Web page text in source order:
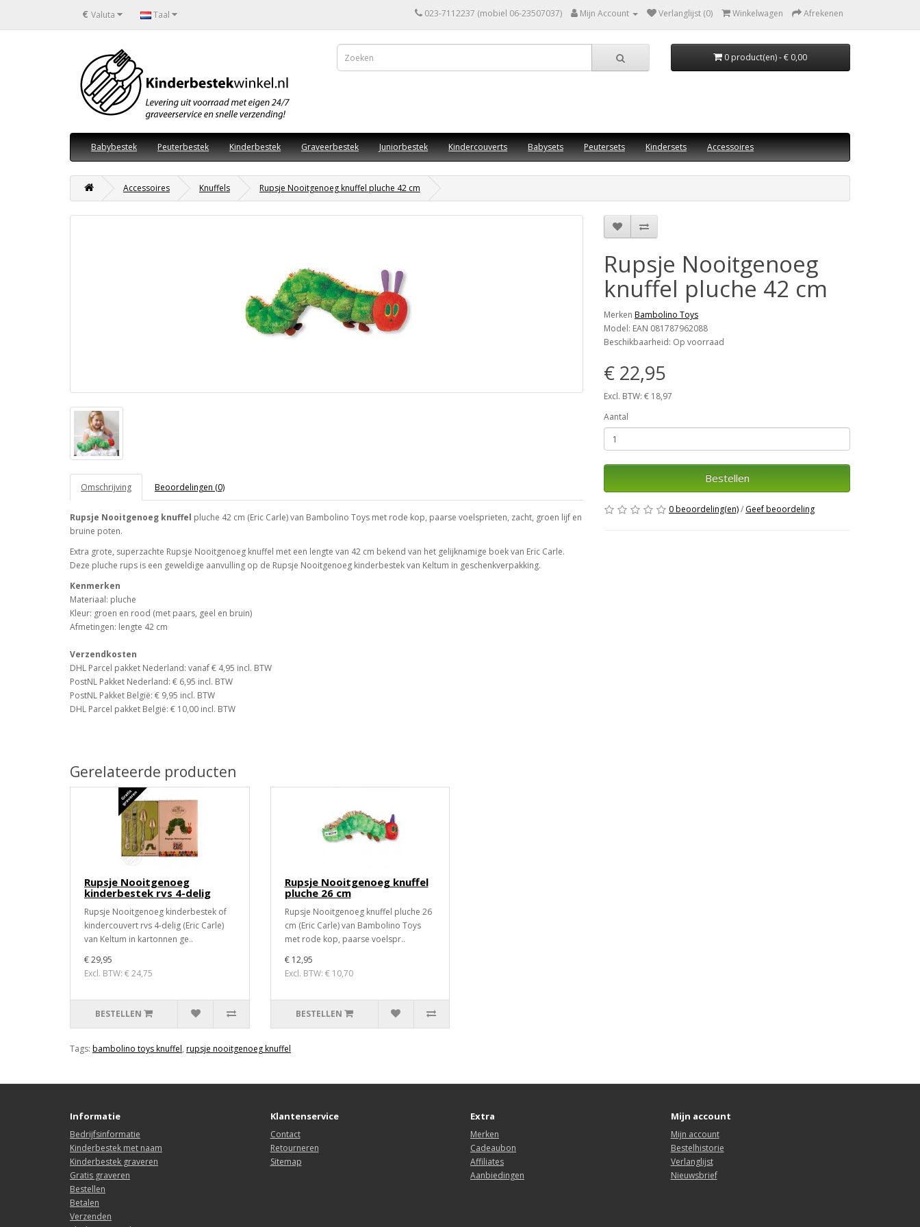
€ Valuta Taal 023-7112237 (mobiel 06-23507037) Mijn Account Verlanglijst (0) Winkelwagen Afrekenen
0 product(en) - € 0,00
Babybestek Peuterbestek Kinderbestek Graveerbestek Juniorbestek Kindercouverts Babysets Peutersets Kindersets Accessoires
Accessoires Knuffels Rupsje Nooitgenoeg knuffel pluche 42 cm
Omschrijving Beoordelingen (0)
Rupsje Nooitgenoeg knuffel pluche 42 cm (Eric Carle) van Bambolino Toys met rode kop, paarse voelsprieten, zacht, groen lijf en
bruine poten.
Extra grote, superzachte Rupsje Nooitgenoeg knuffel met een lengte van 42 cm bekend van het gelijknamige boek van Eric Carle.
Deze pluche rups is een geweldige aanvulling op de Rupsje Nooitgenoeg kinderbestek van Keltum in geschenkverpakking.
Kenmerken
Materiaal: pluche
Kleur: groen en rood (met paars, geel en bruin)
Afmetingen: lengte 42 cm
Verzendkosten
DHL Parcel pakket Nederland: vanaf € 4,95 incl. BTW
PostNL Pakket Nederland: € 6,95 incl. BTW
PostNL Pakket België: € 9,95 incl. BTW
DHL Parcel pakket België: € 10,00 incl. BTW
Rupsje Nooitgenoeg
knuffel pluche 42 cm
Merken Bambolino Toys
Model: EAN 081787962088
Beschikbaarheid: Op voorraad
€ 22,95
Excl. BTW: € 18,97
Aantal
Bestellen
0 beoordeling(en)/ Geef beoordeling
Gerelateerde producten
Rupsje Nooitgenoeg
kinderbestek rvs 4-delig
Rupsje Nooitgenoeg kinderbestek of
kindercouvert rvs 4-delig (Eric Carle)
van Keltum in kartonnen ge..
€ 29,95
Excl. BTW: € 24,75
BESTELLEN
Rupsje Nooitgenoeg knuffel
pluche 26 cm
Rupsje Nooitgenoeg knuffel pluche 26
cm (Eric Carle) van Bambolino Toys
met rode kop, paarse voelspr..
€ 12,95
Excl. BTW: € 10,70
BESTELLEN
Tags: bambolino toys knuffel, rupsje nooitgenoeg knuffel
Informatie
Bedrijfsinformatie
Kinderbestek met naam
Kinderbestek graveren
Gratis graveren
Bestellen
Betalen
Verzenden
Klantenservice
Contact
Retourneren
Sitemap
Extra
Merken
Cadeaubon
Affiliates
Aanbiedingen
Mijn account
Mijn account
Bestelhistorie
Verlanglijst
Nieuwsbrief